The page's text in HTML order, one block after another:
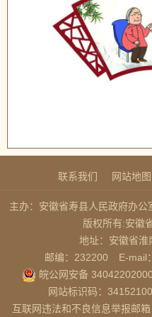
联系我们 网站地图
主办：安徽省寿县人民政府办公
版权所有:安徽
地址：安徽省淮
邮编：232200
E-mail
皖公网安备
网站标识码：
互联网违法和不良信息举报邮箱